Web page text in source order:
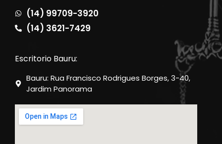
(14) 99709-3920
(14) 3621-7429
Escritorio Bauru:
Bauru: Rua Francisco Rodrigues Borges, 3-40,
Jardim Panorama